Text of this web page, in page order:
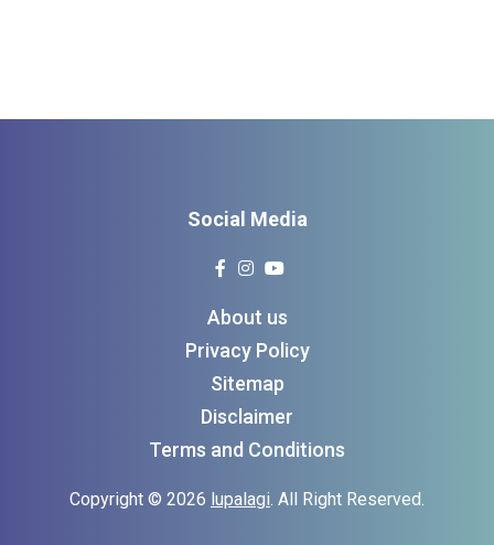
About us
Privacy Policy
Sitemap
Disclaimer
Terms and Conditions
Copyright © 2026 lupalagi. All Right Reserved.
Social Media